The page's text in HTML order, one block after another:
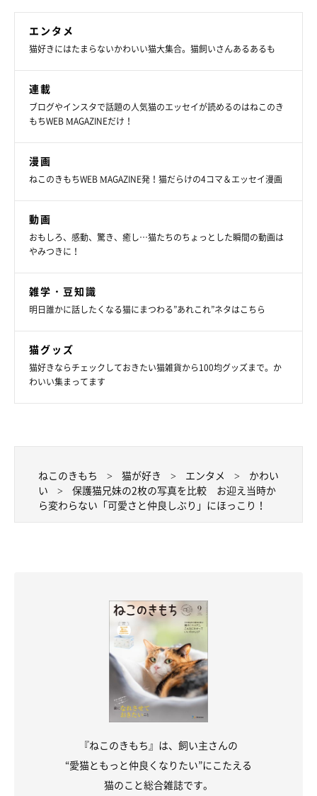
エンタメ
猫好きにはたまらないかわいい猫大集合。猫飼いさんあるあるも
連載
ブログやインスタで話題の人気猫のエッセイが読めるのはねこのき
もちWEB MAGAZINEだけ！
漫画
ねこのきもちWEB MAGAZINE発！猫だらけの4コマ＆エッセイ漫画
動画
おもしろ、感動、驚き、癒し…猫たちのちょっとした瞬間の動画は
やみつきに！
雑学・豆知識
明日誰かに話したくなる猫にまつわる”あれこれ”ネタはこちら
猫グッズ
猫好きならチェックしておきたい猫雑貨から100均グッズまで。か
わいい集まってます
ねこのきもち 猫が好き エンタメ
かわい
い
保護猫兄妹の2枚の写真を比較 お迎え当時か
ら変わらない「可愛さと仲良しぶり」にほっこり！
『ねこのきもち』は、飼い主さんの
“愛猫ともっと仲良くなりたい”にこたえる
猫のこと総合雑誌です。